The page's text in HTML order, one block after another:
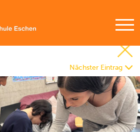
Nächster Eintrag